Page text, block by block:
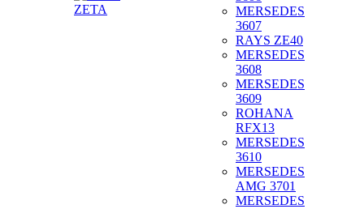
ZETA
MERSEDES
3607
RAYS ZE40
MERSEDES
3608
MERSEDES
3609
ROHANA
RFX13
MERSEDES
3610
MERSEDES
AMG 3701
MERSEDES